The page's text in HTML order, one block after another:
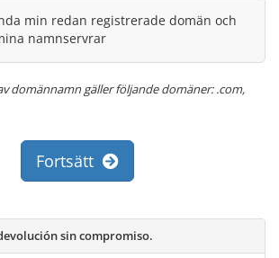
min redan registrerade domän och
namnservrar
domännamn gäller följande domäner: .com,
Fortsätt
sin compromiso.